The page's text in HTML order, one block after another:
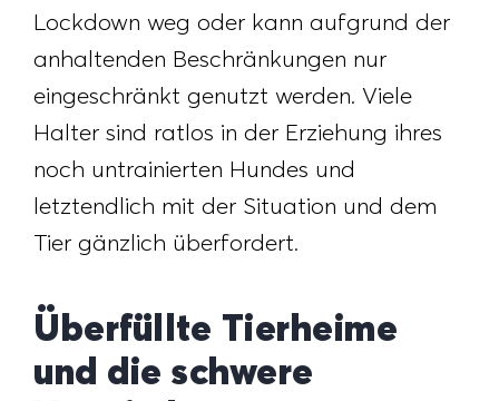
Lockdown weg oder kann aufgrund der
anhaltenden Beschränkungen nur
eingeschränkt genutzt werden. Viele
Halter sind ratlos in der Erziehung ihres
noch untrainierten Hundes und
letztendlich mit der Situation und dem
Tier gänzlich überfordert.
Überfüllte Tierheime
und die schwere